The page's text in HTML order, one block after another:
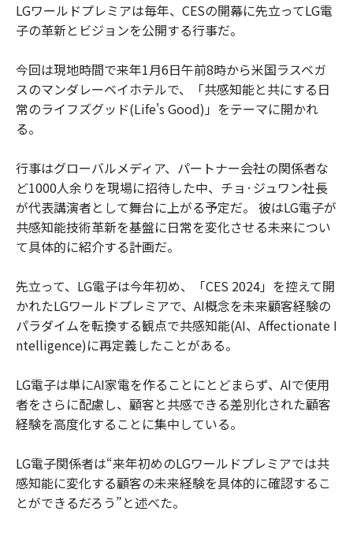
LGワールドプレミアは毎年、CESの開幕に先立ってLG電
子の革新とビジョンを公開する行事だ。
今回は現地時間で来年1月6日午前8時から米国ラスベガ
スのマンダレーベイホテルで、「共感知能と共にする日
常のライフズグッド(Life's Good)」をテーマに開かれ
る。
行事はグローバルメディア、パートナー会社の関係者な
ど1000人余りを現場に招待した中、チョ·ジュワン社長
が代表講演者として舞台に上がる予定だ。 彼はLG電子が
共感知能技術革新を基盤に日常を変化させる未来につい
て具体的に紹介する計画だ。
先立って、LG電子は今年初め、「CES 2024」を控えて開
かれたLGワールドプレミアで、AI概念を未来顧客経験の
パラダイムを転換する観点で共感知能(AI、Affectionate I
ntelligence)に再定義したことがある。
LG電子は単にAI家電を作ることにとどまらず、AIで使用
者をさらに配慮し、顧客と共感できる差別化された顧客
経験を高度化することに集中している。
LG電子関係者は“来年初めのLGワールドプレミアでは共
感知能に変化する顧客の未来経験を具体的に確認するこ
とができるだろう”と述べた。